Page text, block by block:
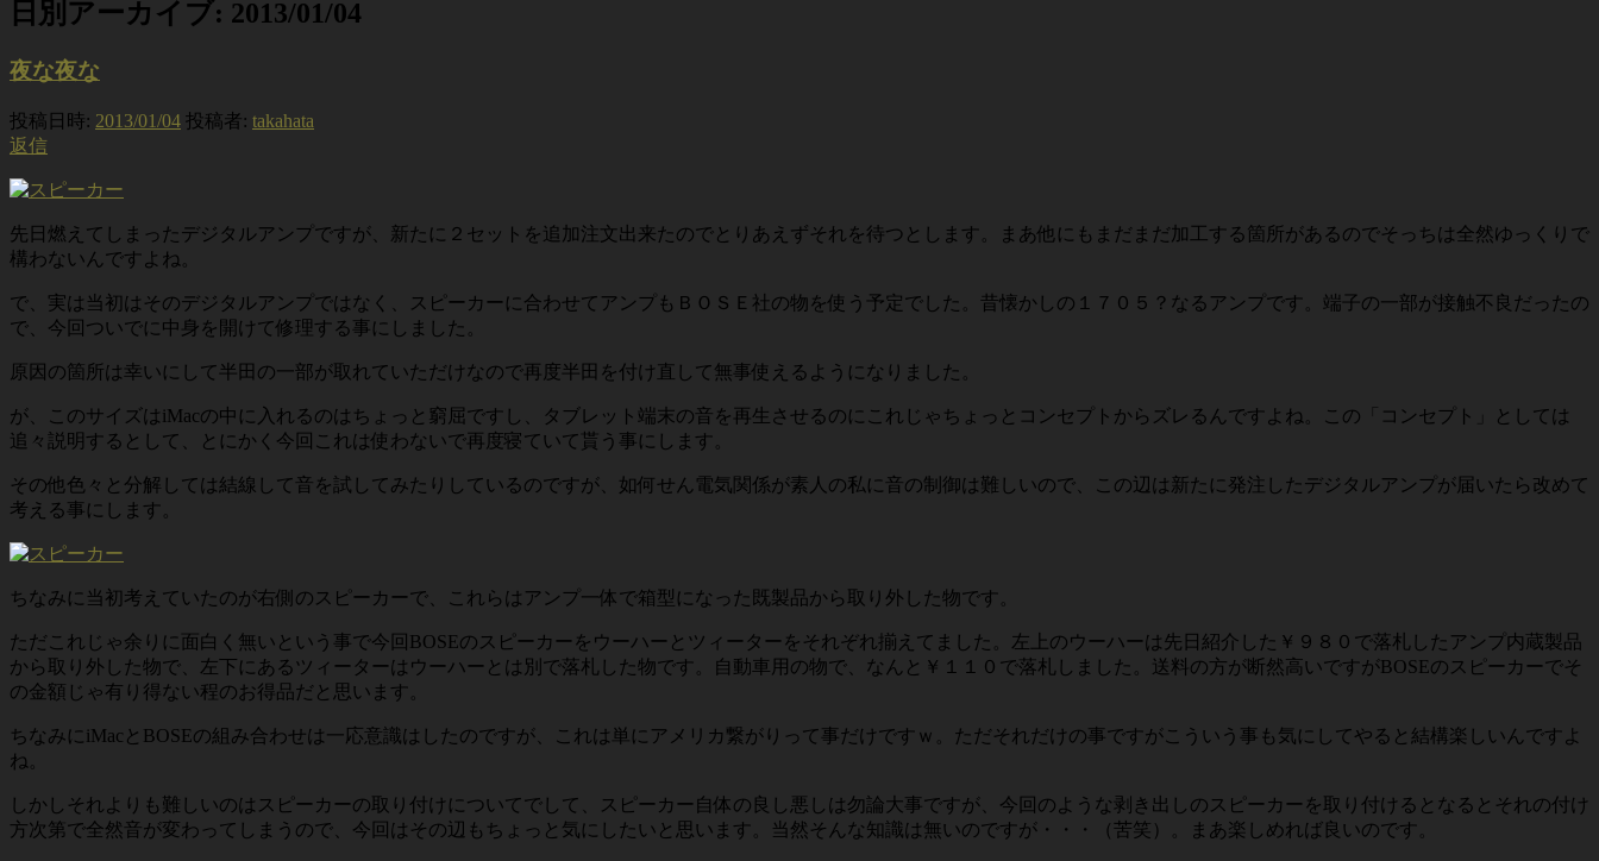
日別アーカイブ: 2013/01/04
夜な夜な
投稿日時: 2013/01/04 投稿者: takahata
返信
先日燃えてしまったデジタルアンプですが、新たに２セットを追加注文出来たのでとりあえずそれを待つとします。まあ他にもまだまだ加工する箇所があるのでそっちは全然ゆっくりで
構わないんですよね。
で、実は当初はそのデジタルアンプではなく、スピーカーに合わせてアンプもＢＯＳＥ社の物を使う予定でした。昔懐かしの１７０５？なるアンプです。端子の一部が接触不良だったの
で、今回ついでに中身を開けて修理する事にしました。
原因の箇所は幸いにして半田の一部が取れていただけなので再度半田を付け直して無事使えるようになりました。
が、このサイズはiMacの中に入れるのはちょっと窮屈ですし、タブレット端末の音を再生させるのにこれじゃちょっとコンセプトからズレるんですよね。この「コンセプト」としては
追々説明するとして、とにかく今回これは使わないで再度寝ていて貰う事にします。
その他色々と分解しては結線して音を試してみたりしているのですが、如何せん電気関係が素人の私に音の制御は難しいので、この辺は新たに発注したデジタルアンプが届いたら改めて
考える事にします。
ちなみに当初考えていたのが右側のスピーカーで、これらはアンプ一体で箱型になった既製品から取り外した物です。
ただこれじゃ余りに面白く無いという事で今回BOSEのスピーカーをウーハーとツィーターをそれぞれ揃えてました。左上のウーハーは先日紹介した￥９８０で落札したアンプ内蔵製品
から取り外した物で、左下にあるツィーターはウーハーとは別で落札した物です。自動車用の物で、なんと￥１１０で落札しました。送料の方が断然高いですがBOSEのスピーカーでそ
の金額じゃ有り得ない程のお得品だと思います。
ちなみにiMacとBOSEの組み合わせは一応意識はしたのですが、これは単にアメリカ繋がりって事だけですｗ。ただそれだけの事ですがこういう事も気にしてやると結構楽しいんですよ
ね。
しかしそれよりも難しいのはスピーカーの取り付けについてでして、スピーカー自体の良し悪しは勿論大事ですが、今回のような剥き出しのスピーカーを取り付けるとなるとそれの付け
方次第で全然音が変わってしまうので、今回はその辺もちょっと気にしたいと思います。当然そんな知識は無いのですが・・・（苦笑）。まあ楽しめれば良いのです。